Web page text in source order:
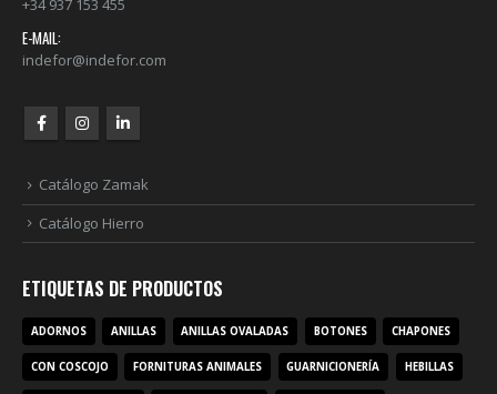
+34 937 153 455
E-MAIL:
indefor@indefor.com
Catálogo Zamak
Catálogo Hierro
ETIQUETAS DE PRODUCTOS
ADORNOS ANILLAS ANILLAS OVALADAS BOTONES CHAPONES
CON COSCOJO FORNITURAS ANIMALES GUARNICIONERÍA HEBILLAS